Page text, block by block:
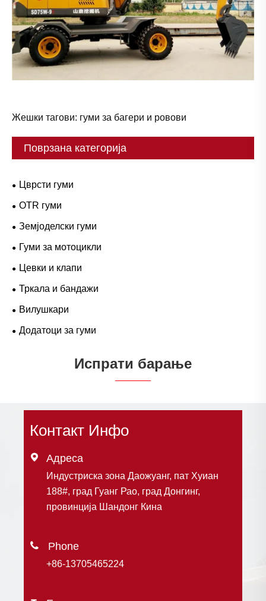
Жешки тагови: гуми за багери и ровови
Поврзана категорија
Цврсти гуми
OTR гуми
Земјоделски гуми
Гуми за мотоцикли
Цевки и клапи
Тркала и бандажи
Вилушкари
Додатоци за гуми
Испрати барање
Контакт Инфо
 Адреса
Индустриска зона Даожуанг, пат Хуиан
188#, град Гуанг Рао, град Донгинг,
провинција Шандонг Кина

+86-13705465224